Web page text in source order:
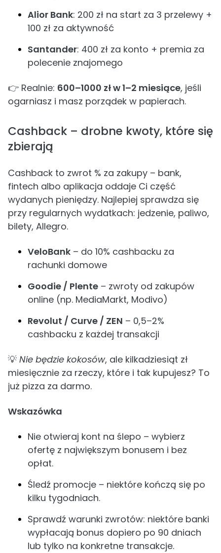
Alior Bank: 200 zł na start za 3 przelewy +
100 zł za aktywność
Santander: 400 zł za konto + premia za
polecenie znajomego
👉 Realnie: 600–1000 zł w 1–2 miesiące, jeśli
ogarniasz i masz porządek w papierach.
Cashback – drobne kwoty, które się
zbierają
Cashback to zwrot % za zakupy – bank,
fintech albo aplikacja oddaje Ci część
wydanych pieniędzy. Najlepiej sprawdza się
przy regularnych wydatkach: jedzenie, paliwo,
bilety, Allegro.
VeloBank – do 10% cashbacku za
rachunki domowe
Goodie / Plente – zwroty od zakupów
online (np. MediaMarkt, Modivo)
Revolut / Curve / ZEN – 0,5–2%
cashbacku z każdej transakcji
💡 Nie będzie kokosów, ale kilkadziesiąt zł
miesięcznie za rzeczy, które i tak kupujesz? To
już pizza za darmo.
Wskazówka
Nie otwieraj kont na ślepo – wybierz
ofertę z największym bonusem i bez
opłat.
Śledź promocje – niektóre kończą się po
kilku tygodniach.
Sprawdź warunki zwrotów: niektóre banki
wypłacają bonus dopiero po 90 dniach
lub tylko na konkretne transakcje.